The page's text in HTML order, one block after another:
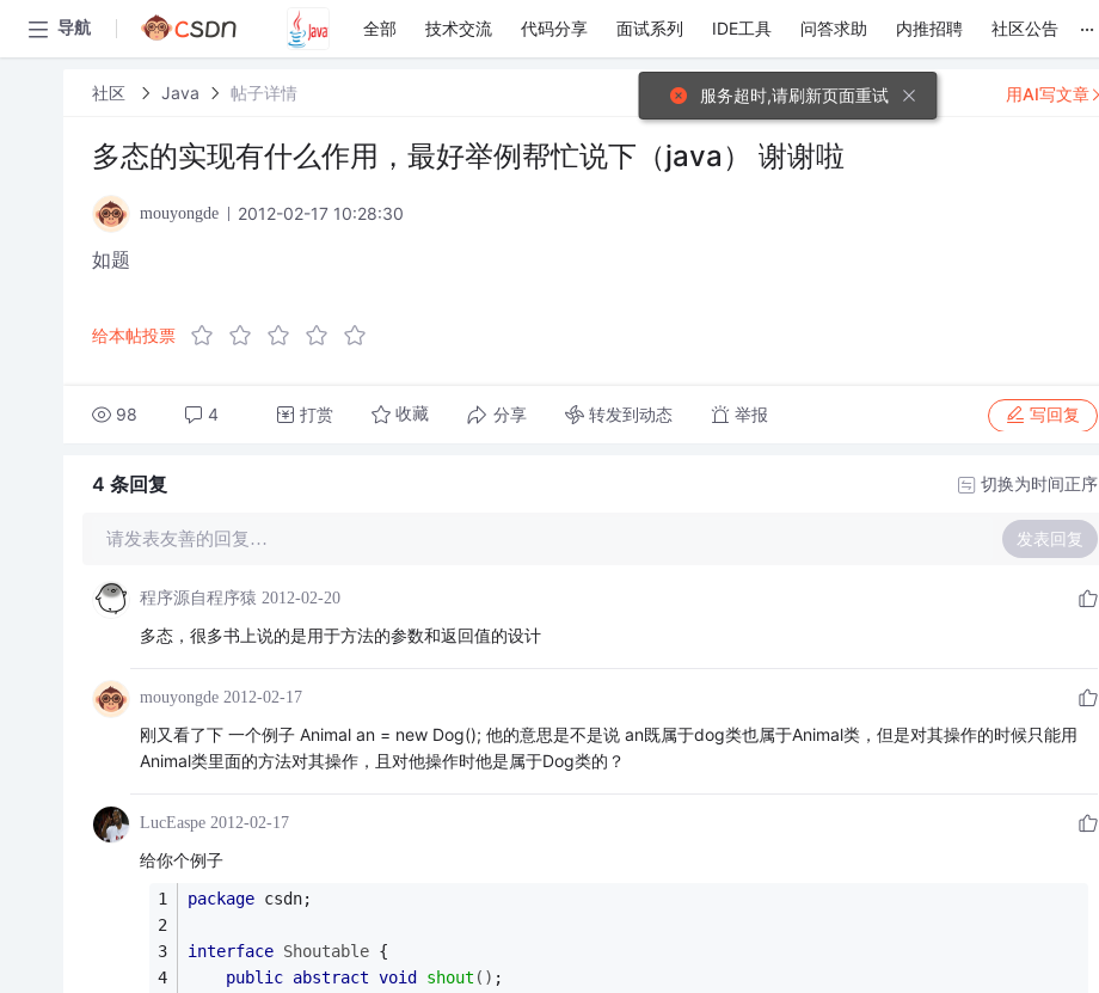
导航 全部 技术交流 代码分享 面试系列 IDE工具 问答求助 内推招聘 社区公告 ...
社区 Java 帖子详情
多态的实现有什么作用，最好举例帮忙说下（java） 谢谢啦
mouyongde 2012-02-17 10:28:30
如题
给本帖投票
98 4 打赏 收藏 分享 转发到动态 举报 写回复
用AI写文章
4 条回复 切换为时间正序
请发表友善的回复… 发表回复
程序源自程序猿 2012-02-20
多态，很多书上说的是用于方法的参数和返回值的设计
mouyongde 2012-02-17
刚又看了下 一个例子 Animal an = new Dog(); 他的意思是不是说 an既属于dog类也属于Animal类，但是对其操作的时候只能用
Animal类里面的方法对其操作，且对他操作时他是属于Dog类的？
LucEaspe 2012-02-17
给你个例子
package csdn;
interface Shoutable {
public abstract void shout () ;
服务超时,请刷新页面重试